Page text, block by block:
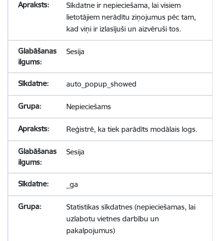
Sīkdatne ir nepieciešama, lai visiem
lietotājiem nerādītu ziņojumus pēc tam,
kad viņi ir izlasījuši un aizvēruši tos.
Sesija
auto_popup_showed
Nepieciešams
Reģistrē, ka tiek parādīts modālais logs.
Sesija
_ga
Statistikas sīkdatnes (nepieciešamas, lai
uzlabotu vietnes darbību un
pakalpojumus)